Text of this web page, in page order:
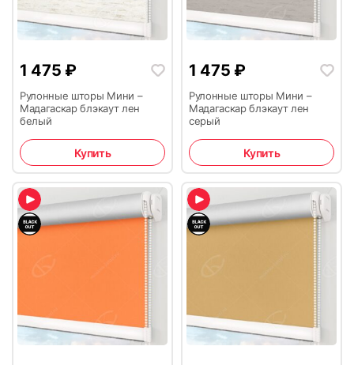
1 475 ₽
Рулонные шторы Мини –
Мадагаскар блэкаут лен
белый
Купить
1 475 ₽
Рулонные шторы Мини –
Мадагаскар блэкаут лен
серый
Купить